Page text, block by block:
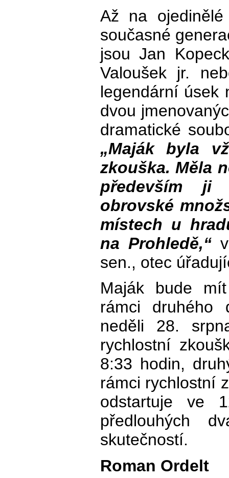
Až na
současné
jsou Jan
Valoušek jr.
legendární úsek
dvou
dramatické
„Maják byla
zkouška. Měla
především ji
obrovské
místech u
na Prohledě,“
sen., otec
Maják bude
rámci druhého
neděli 28.
rychlostní
8:33 hodin,
rámci rychlostní
odstartuje ve
předlouhých
skutečností.
Roman Ordelt